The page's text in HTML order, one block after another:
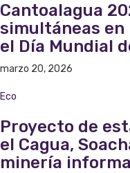
Cantoalagua
simultáneas en
el Día Mundial
marzo 20, 2026
Eco
Proyecto de
el Cagua,
minería